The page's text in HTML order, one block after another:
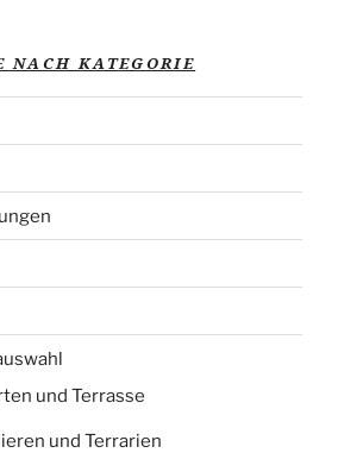
NACH KATEGORIE
und Terrasse
und Terrarien